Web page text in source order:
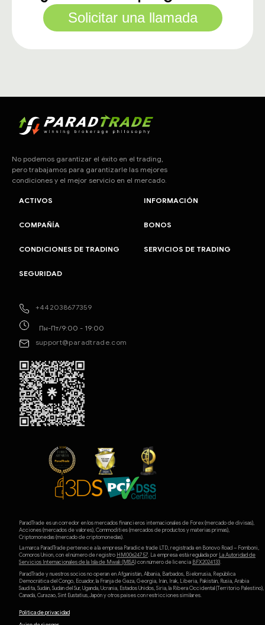
Solicitar una llamada
No podemos garantizar el éxito en el trading,
pero trabajamos para garantizarle las mejores
condiciones y el mejor servicio en el mercado.
+442038677359
Пн-Пт/9:00 - 19:00
support@paradtrade.com
ACTIVOS INFORMACIÓN
COMPAÑÍA BONOS
CONDICIONES DE TRADING SERVICIOS DE TRADING
SEGURIDAD
ParadTrade es un corredor en los mercados financieros internacionales de Forex (mercado de divisas),
Acciones (mercados de valores), Commodities (mercados de productos y materias primas),
Criptomonedas (mercado de criptomonedas).
La marca ParadTrade pertenece a la empresa Paradice trade LTD, registrada en Bonovo Road – Fomboni,
Comoros Union, con el número de registro HM00624757. La empresa está regulada por La Autoridad de
Servicios Internacionales de la Isla de Mwali (MlSA)con número de licencia BFX2024133.
ParadTrade y nuestros socios no operan en Afganistán, Albania, Barbados, Bielorrusia, República
Democrática del Congo, Ecuador, la Franja de Gaza, Georgia, Irán, Irak, Liberia, Pakistán, Rusia, Arabia
Saudita, Sudán, Sudán del Sur, Uganda, Ucrania, Estados Unidos, Siria, la Ribera Occidental (Territorio Palestino),
Canadá, Curazao, Sint Eustatius, Japón y otros países con restricciones similares.
Política de privacidad